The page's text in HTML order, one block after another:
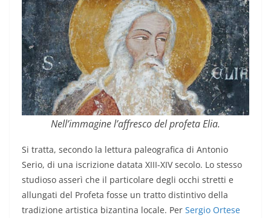
Nell’immagine l’affresco del profeta Elia.
Si tratta, secondo la lettura paleografica di Antonio
Serio, di una iscrizione datata XIII-XIV secolo. Lo stesso
studioso asserì che il particolare degli occhi stretti e
allungati del Profeta fosse un tratto distintivo della
tradizione artistica bizantina locale. Per Sergio Ortese